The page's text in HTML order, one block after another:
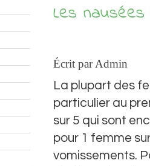
Les
Écrit par Admin
La plupart des
particulier au
sur 5 qui sont
pour 1 femme
vomissements.